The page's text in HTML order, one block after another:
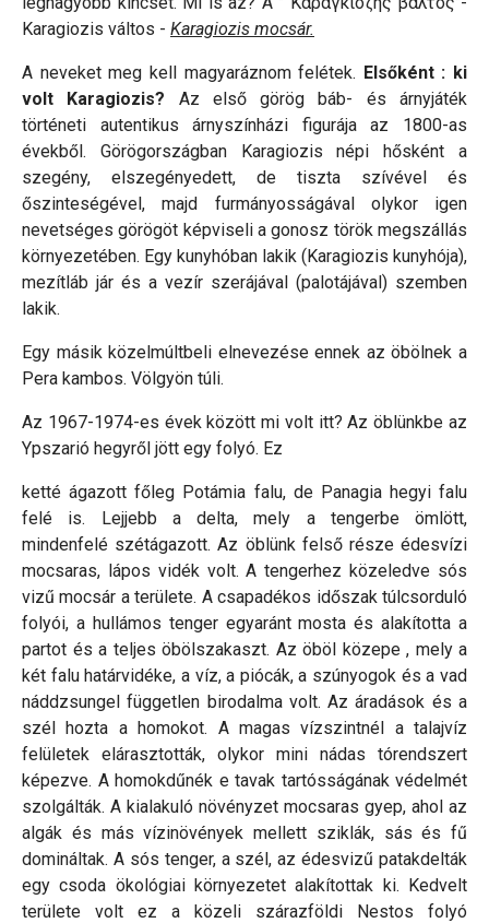
Karagiozis váltos - Karagiozis mocsár.
A neveket meg kell magyaráznom felétek. Elsőként : ki
volt Karagiozis? Az első görög báb- és árnyjáték
történeti autentikus árnyszínházi figurája az 1800-as
évekből. Görögországban Karagiozis népi hősként a
szegény, elszegényedett, de tiszta szívével és
őszinteségével, majd furmányosságával olykor igen
nevetséges görögöt képviseli a gonosz török megszállás
környezetében. Egy kunyhóban lakik (Karagiozis kunyhója),
mezítláb jár és a vezír szerájával (palotájával) szemben
lakik.
Egy másik közelmúltbeli elnevezése ennek az öbölnek a
Pera kambos. Völgyön túli.
Az 1967-1974-es évek között mi volt itt? Az öblünkbe az
Ypszarió hegyről jött egy folyó. Ez
ketté ágazott főleg Potámia falu, de Panagia hegyi falu
felé is. Lejjebb a delta, mely a tengerbe ömlött,
mindenfelé szétágazott. Az öblünk felső része édesvízi
mocsaras, lápos vidék volt. A tengerhez közeledve sós
vizű mocsár a területe. A csapadékos időszak túlcsorduló
folyói, a hullámos tenger egyaránt mosta és alakította a
partot és a teljes öbölszakaszt. Az öböl közepe , mely a
két falu határvidéke, a víz, a piócák, a szúnyogok és a vad
náddzsungel független birodalma volt. Az áradások és a
szél hozta a homokot. A magas vízszintnél a talajvíz
felületek elárasztották, olykor mini nádas tórendszert
képezve. A homokdűnék e tavak tartósságának védelmét
szolgálták. A kialakuló növényzet mocsaras gyep, ahol az
algák és más vízinövények mellett sziklák, sás és fű
domináltak. A sós tenger, a szél, az édesvizű patakdelták
egy csoda ökológiai környezetet alakítottak ki. Kedvelt
területe volt ez a közeli szárazföldi Nestos folyó